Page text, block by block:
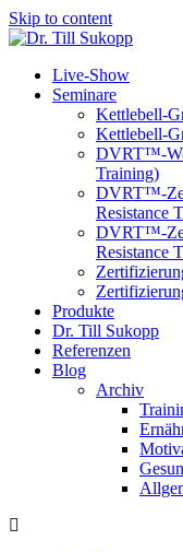
Skip to content
Live-Show
Seminare
Kettlebell-
Kettlebell-
DVRT™-
Training)
DVRT™-
Resistance
DVRT™-
Resistance
Produkte
Dr. Till Sukopp
Referenzen
Blog
Archiv